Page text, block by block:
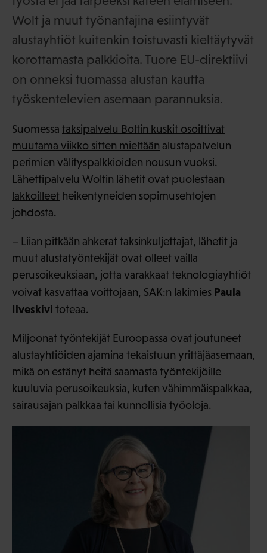
Wolt ja muut työnantajina esiintyvät
alustayhtiöt kuitenkin toistuvasti kieltäytyvät
korottamasta palkkioita. Tuore EU-direktiivi
on onneksi tuomassa alustan kautta
työskentelevien asemaan parannuksia.
Suomessa taksipalvelu Boltin kuskit osoittivat
muutama viikko sitten mieltään alustapalvelun
perimien välityspalkkioiden nousun vuoksi.
Lähettipalvelu Woltin lähetit ovat puolestaan
lakkoilleet heikentyneiden sopimusehtojen
johdosta.
– Liian pitkään ahkerat taksinkuljettajat, lähetit ja
muut alustatyöntekijät ovat olleet vailla
perusoikeuksiaan, jotta varakkaat teknologiayhtiöt
voivat kasvattaa voittojaan, SAK:n lakimies Paula
Ilveskivi toteaa.
Miljoonat työntekijät Euroopassa ovat joutuneet
alustayhtiöiden ajamina tekaistuun yrittäjäasemaan,
mikä on estänyt heitä saamasta työntekijöille
kuuluvia perusoikeuksia, kuten vähimmäispalkkaa,
sairausajan palkkaa tai kunnollisia työoloja.